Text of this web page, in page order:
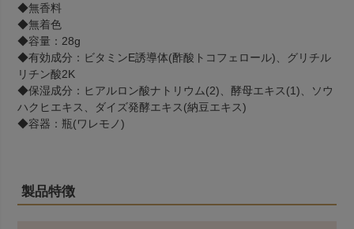
◆無香料
◆無着色
◆容量：28g
◆有効成分：ビタミンE誘導体(酢酸トコフェロール)、グリチル
リチン酸2K
◆保湿成分：ヒアルロン酸ナトリウム(2)、酵母エキス(1)、ソウ
ハクヒエキス、ダイズ発酵エキス(納豆エキス)
◆容器：瓶(ワレモノ)
製品特徴